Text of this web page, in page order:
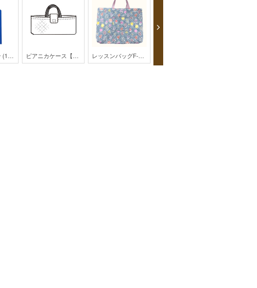
キッズエプロン (110cmサイズ） 16 ピアニカケース【201312】 レッスンバッグF-497【kippis】